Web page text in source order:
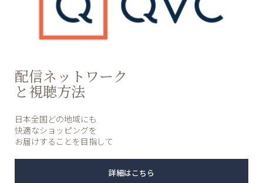
配信ネットワーク
と視聴方法
日本全国どの地域にも
快適なショッピングを
お届けすることを目指して
詳細はこちら